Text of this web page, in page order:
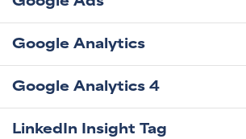
Google Analytics
Google Analytics 4
LinkedIn Insight Tag